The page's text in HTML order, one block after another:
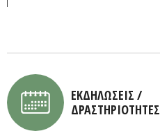
ΕΚΔΗΛΩΣΕΙΣ /
ΔΡΑΣΤΗΡΙΟΤΗΤΕΣ